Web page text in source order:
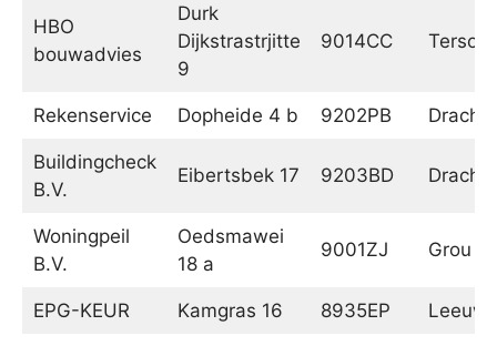
HBO
bouwadvies
Durk
Dijkstrastrjitte
9
9014CC Tersoal
Rekenservice Dopheide 4 b 9202PB
Buildingcheck
B.V.
Eibertsbek 17 9203BD
Woningpeil
B.V.
Oedsmawei
18 a
9001ZJ Grou
EPG-KEUR Kamgras 16 8935EP